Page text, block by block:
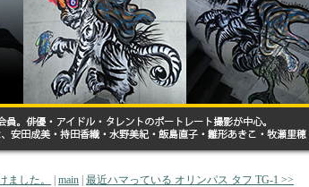
ました。 main 最近ハマっている オリンパス タフ TG-1 >>